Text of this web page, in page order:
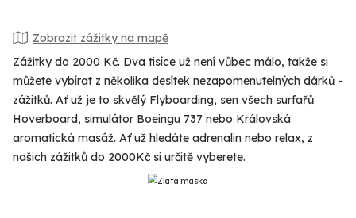
Zobrazit zážitky na mapě
Zážitky do 2000 Kč. Dva tisíce už není vůbec málo, takže si
můžete vybírat z několika desítek nezapomenutelných dárků -
zážitků. Ať už je to skvělý Flyboarding, sen všech surfařů
Hoverboard, simulátor Boeingu 737 nebo Královská
aromatická masáž. Ať už hledáte adrenalin nebo relax, z
našich zážitků do 2000Kč si určitě vyberete.